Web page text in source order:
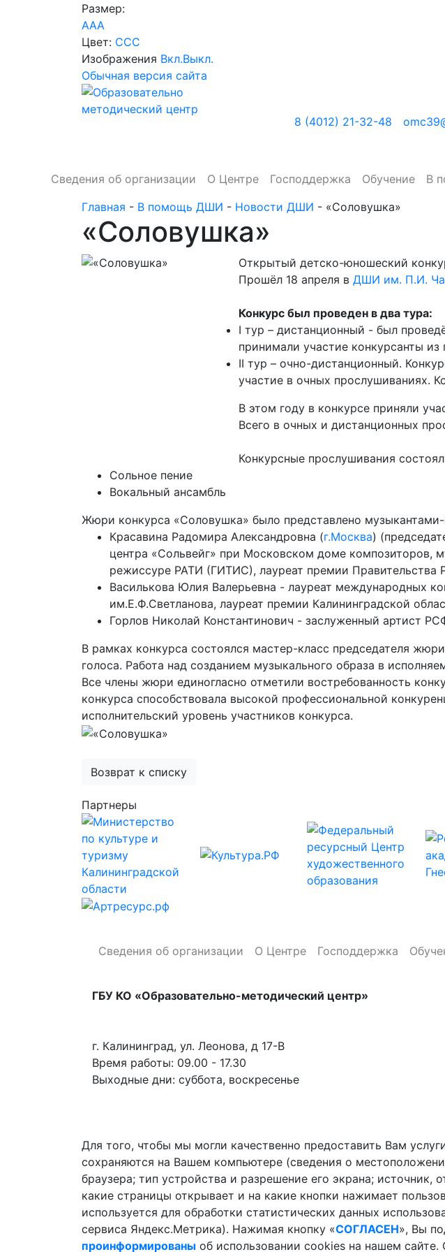
Размер:
AAA
Цвет: CCC
Изображения Вкл.Выкл.
Обычная версия сайта
8 (4012) 21-32-48
Сведения об организации О Центре Господдержка Обучение В
Главная - В помощь ДШИ - Новости ДШИ - «Соловушка»
«Соловушка»
Открытый детско-юношеский
Прошёл 18 апреля в ДШИ им. П.И.
Конкурс был проведен в два тура:
I тур – дистанционный - был
принимали участие конкурсанты из
II тур – очно-дистанционный.
участие в очных прослушиваниях.
В этом году в конкурсе приняли
Всего в очных и дистанционных
Конкурсные прослушивания
Сольное пение
Вокальный ансамбль
Жюри конкурса «Соловушка» было представлено
Красавина Радомира Александровна (г.Москва)
центра «Сольвейг» при Московском доме композиторов,
режиссуре РАТИ (ГИТИС), лауреат премии Правительства
Василькова Юлия Валерьевна - лауреат международных
им.Е.Ф.Светланова, лауреат премии Калининградской
Горлов Николай Константинович - заслуженный артист
В рамках конкурса состоялся мастер-класс председателя
голоса. Работа над созданием музыкального образа в
Все члены жюри единогласно отметили востребованность
конкурса способствовала высокой профессиональной
исполнительский уровень участников конкурса.
Возврат к списку
Партнеры
Сведения об организации О Центре Господдержка
ГБУ КО «Образовательно-методический центр»
г. Калининград, ул. Леонова, д 17-В
Время работы: 09.00 - 17.30
Выходные дни: суббота, воскресенье
Для того, чтобы мы могли качественно предоставить Вам
сохраняются на Вашем компьютере (сведения о
браузера; тип устройства и разрешение его экрана; источник,
какие страницы открывает и на какие кнопки нажимает
используется для обработки статистических данных
сервиса Яндекс.Метрика). Нажимая кнопку «СОГЛАСЕН», Вы
проинформированы об использовании cookies на нашем